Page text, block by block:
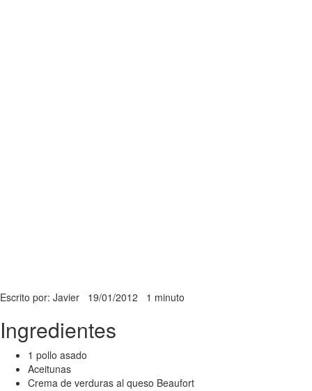
Escrito por: Javier 19/01/2012 1 minuto
Ingredientes
1 pollo asado
Aceitunas
Crema de verduras al queso Beaufort